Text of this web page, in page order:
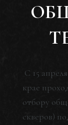
С 15
крае
отбору
скверов)